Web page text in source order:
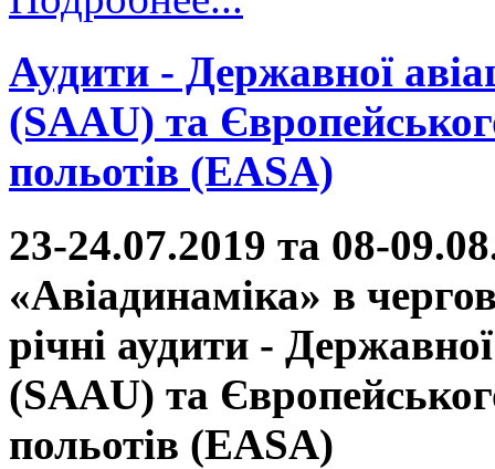
Аудити - Державної
(SAAU) та
польотів (EASA)
23-24.07.2019 та 08-
«Авіадинаміка» в
річні аудити -
(SAAU) та
польотів (EASA)